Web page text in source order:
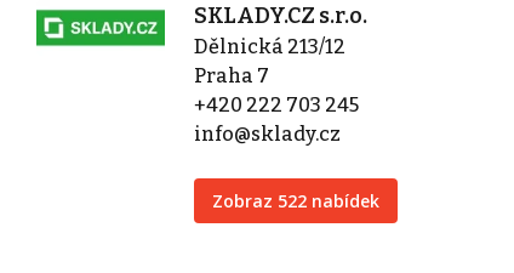
SKLADY.CZ s.r.o.
Dělnická 213/12
Praha 7
+420 222 703 245
info@sklady.cz
Zobraz 522 nabídek